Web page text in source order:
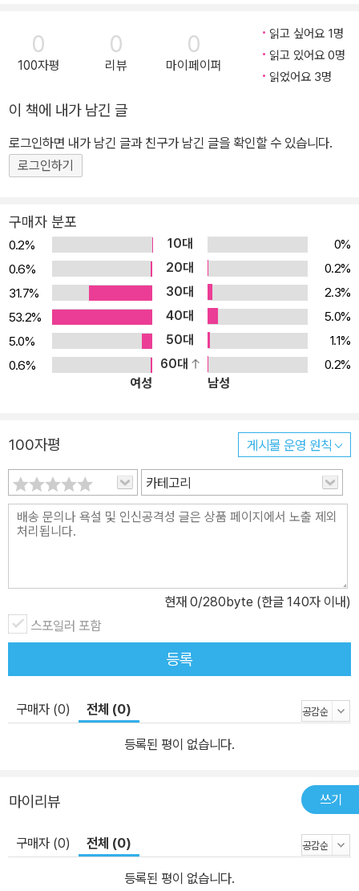
0
100자평
0
리뷰
0
마이페이퍼
읽고 싶어요 1명
읽고 있어요 0명
읽었어요 3명
이 책에 내가 남긴 글
로그인하면 내가 남긴 글과 친구가 남긴 글을 확인할 수 있습니다.
로그인하기
구매자 분포
0.2% 10대
0%
0.6%
20대
0.2%
31.7%
30대
2.3%
53.2%
40대
5.0%
5.0%
50대
1.1%
0.6%
60대
0.2%
여성
남성
100자평 게시물 운영 원칙
카테고리
현재 0/280byte (한글 140자 이내)
스포일러 포함
등록
구매자 (0) 전체 (0)
등록된 평이 없습니다.
마이리뷰 쓰기
구매자 (0) 전체 (0)
등록된 평이 없습니다.